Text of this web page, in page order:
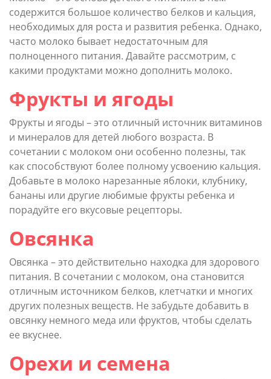
содержится большое количество белков и кальция,
необходимых для роста и развития ребенка. Однако,
часто молоко бывает недостаточным для
полноценного питания. Давайте рассмотрим, с
какими продуктами можно дополнить молоко.
Фрукты и ягоды
Фрукты и ягоды – это отличный источник витаминов
и минералов для детей любого возраста. В
сочетании с молоком они особенно полезны, так
как способствуют более полному усвоению кальция.
Добавьте в молоко нарезанные яблоки, клубнику,
бананы или другие любимые фрукты ребенка и
порадуйте его вкусовые рецепторы.
Овсянка
Овсянка – это действительно находка для здорового
питания. В сочетании с молоком, она становится
отличным источником белков, клетчатки и многих
других полезных веществ. Не забудьте добавить в
овсянку немного меда или фруктов, чтобы сделать
ее вкуснее.
Орехи и семена